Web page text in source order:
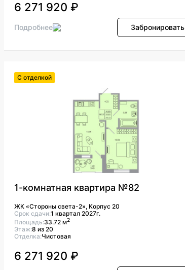
6 271 920 ₽
Подробнее Забронировать
С отделкой
1-комнатная квартира №82
ЖК «Стороны света-2», Корпус 20
Срок сдачи:1 квартал 2027г.
Площадь:33.72 м2
Этаж:8 из 20
Отделка:Чистовая
6 271 920 ₽